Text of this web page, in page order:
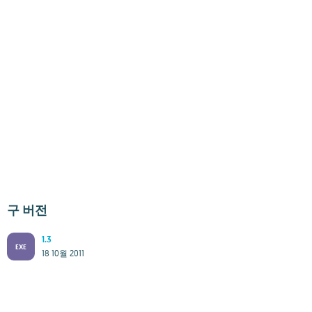
구 버전
EXE
1.3
18 10월 2011